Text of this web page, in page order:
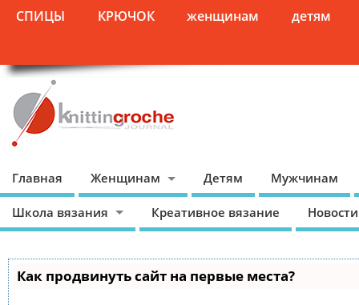
СПИЦЫ КРЮЧОК женщинам детям
Главная Женщинам Детям Мужчинам
Школа вязания Креативное вязание
Как продвинуть сайт на первые места?